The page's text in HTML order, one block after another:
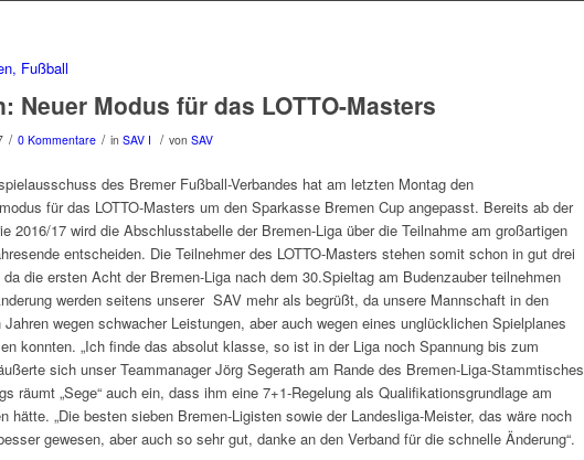
Neuer Modus für das LOTTO-Masters
/ 0 Kommentare / in SAV I / von SAV
des Bremer Fußball-Verbandes hat am letzten Montag den
für das LOTTO-Masters um den Sparkasse Bremen Cup angepasst. Bereits ab der
2016/17 wird die Abschlusstabelle der Bremen-Liga über die Teilnahme am großartigen
entscheiden. Die Teilnehmer des LOTTO-Masters stehen somit schon in gut drei
die ersten Acht der Bremen-Liga nach dem 30.Spieltag am Budenzauber teilnehmen
werden seitens unserer SAV mehr als begrüßt, da unsere Mannschaft in den
wegen schwacher Leistungen, aber auch wegen eines unglücklichen Spielplanes
konnten. „Ich finde das absolut klasse, so ist in der Liga noch Spannung bis zum
sich unser Teammanager Jörg Segerath am Rande des Bremen-Liga-Stammtisches
räumt „Sege“ auch ein, dass ihm eine 7+1-Regelung als Qualifikationsgrundlage am
hätte. „Die besten sieben Bremen-Ligisten sowie der Landesliga-Meister, das wäre noch
gewesen, aber auch so sehr gut, danke an den Verband für die schnelle Änderung“.